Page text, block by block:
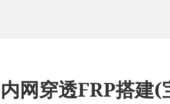
内网穿透FRP搭建(